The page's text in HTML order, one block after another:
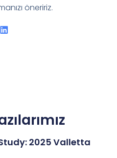
öneririz.
2025 Valletta